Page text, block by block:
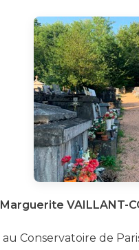
Marguerite VAILLANT-
au Conservatoire de